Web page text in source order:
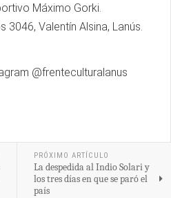
Máximo Gorki.
Valentín Alsina, Lanús.
@frenteculturalanus
PRÓXIMO ARTÍCULO
La despedida al Indio Solari y
los tres días en que se paró el
país